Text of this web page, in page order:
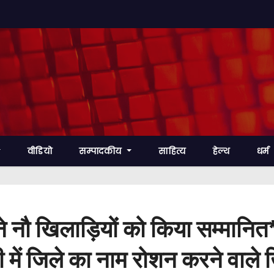
वीडियो सम्पादकीय साहित्य हेल्थ धर्म
खिलाड़ियों को किया
जिले का नाम रोशन करने वाले